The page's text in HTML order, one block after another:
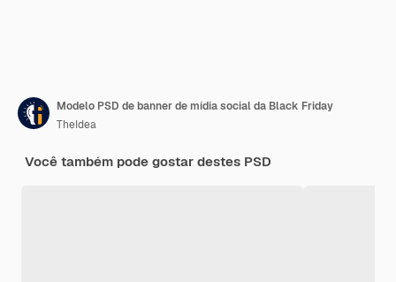
Modelo PSD de banner de mídia social da Black Friday
TheIdea
Você também pode gostar destes PSD